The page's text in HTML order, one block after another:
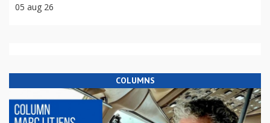
05 aug 26
COLUMNS